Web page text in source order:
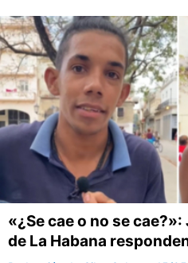
«¿Se cae o no se
de La Habana